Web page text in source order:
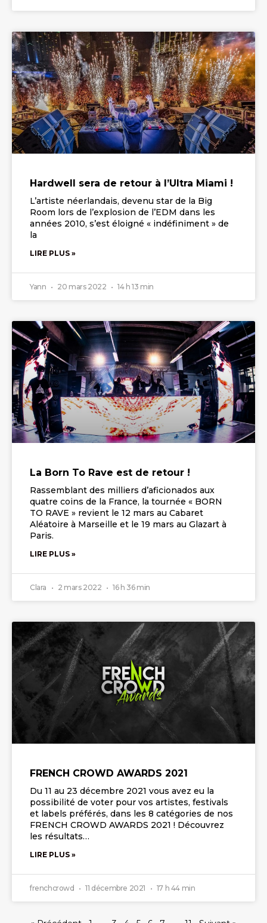
Hardwell sera de retour à l’Ultra Miami !
L’artiste néerlandais, devenu star de la Big
Room lors de l’explosion de l’EDM dans les
années 2010, s’est éloigné « indéfiniment » de
la
LIRE PLUS »
Yann 20 mars 2022 14 h 13 min
La Born To Rave est de retour !
Rassemblant des milliers d’aficionados aux
quatre coins de la France, la tournée « BORN
TO RAVE » revient le 12 mars au Cabaret
Aléatoire à Marseille et le 19 mars au Glazart à
Paris.
LIRE PLUS »
Clara 2 mars 2022 16 h 36 min
FRENCH CROWD AWARDS 2021
Du 11 au 23 décembre 2021 vous avez eu la
possibilité de voter pour vos artistes, festivals
et labels préférés, dans les 8 catégories de nos
FRENCH CROWD AWARDS 2021 ! Découvrez
les résultats…
LIRE PLUS »
frenchcrowd 11 décembre 2021 17 h 44 min